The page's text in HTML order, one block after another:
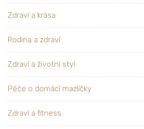
Zdraví a krása
Rodina a zdraví
Zdraví a životní styl
Péče o domácí mazlíčky
Zdraví a fitness